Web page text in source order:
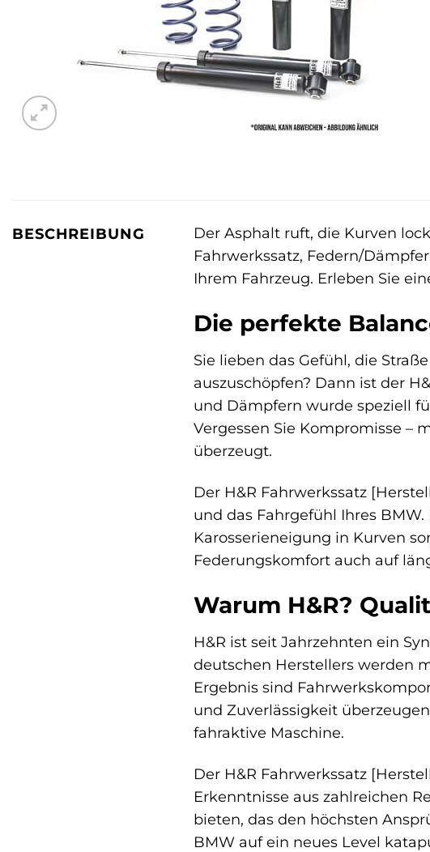
BESCHREIBUNG Der Asphalt ruft, die Kurven
Fahrwerkssatz, Federn/
Ihrem Fahrzeug. Erleben Sie
Die perfekte
Sie lieben das Gefühl, die
auszuschöpfen? Dann ist der
und Dämpfern wurde speziell
Vergessen Sie Kompromisse –
überzeugt.
Der H&R Fahrwerkssatz
und das Fahrgefühl Ihres
Karosserieneigung in Kurven
Federungskomfort auch auf
Warum H&R?
H&R ist seit Jahrzehnten ein
deutschen Herstellers werden
Ergebnis sind
und Zuverlässigkeit
fahraktive Maschine.
Der H&R Fahrwerkssatz
Erkenntnisse aus zahlreichen
bieten, das den höchsten
BMW auf ein neues Level